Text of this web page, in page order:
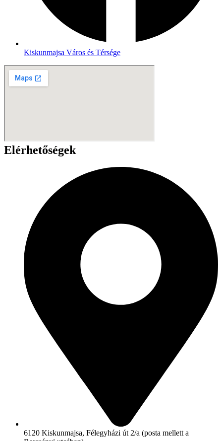
Kiskunmajsa Város és Térsége
Elérhetőségek
6120 Kiskunmajsa, Félegyházi út 2/a (posta mellett a